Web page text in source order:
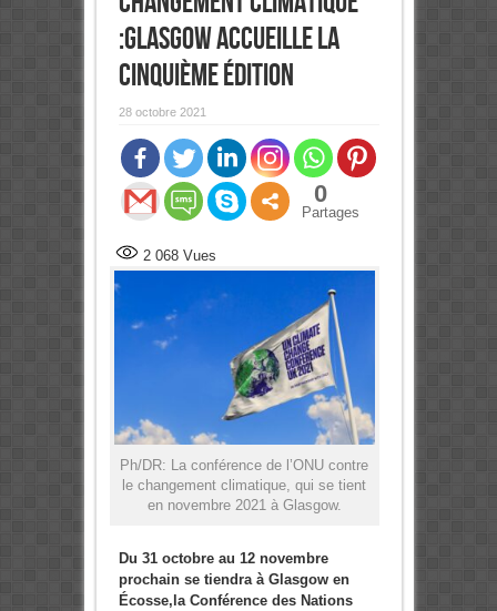
:Glasgow accueille la
cinquième édition
28 octobre 2021
0
Partages
2 068Vues
Ph/DR: La conférence de l’ONU contre
le changement climatique, qui se tient
en novembre 2021 à Glasgow.
Du 31 octobre au 12 novembre
prochain se tiendra à Glasgow en
Écosse,la Conférence des Nations